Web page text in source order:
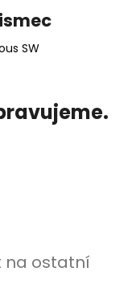
SW
na ostatní